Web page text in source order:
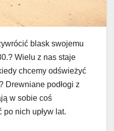
blask swojemu
Wielu z nas staje
chcemy odświeżyć
Drewniane podłogi z
w sobie coś
nich upływ lat.